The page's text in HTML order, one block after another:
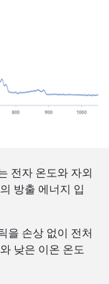
전자 온도와 자외
방출 에너지 입
을 손상 없이 전처
낮은 이온 온도